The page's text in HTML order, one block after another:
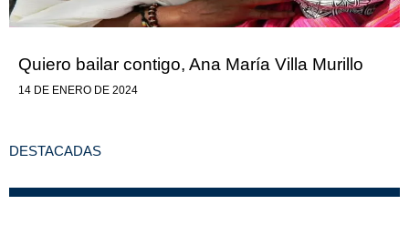
Quiero bailar contigo, Ana María Villa Murillo
14 DE ENERO DE 2024
DESTACADAS